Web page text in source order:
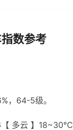
数参考
，64-5级。
多云 】